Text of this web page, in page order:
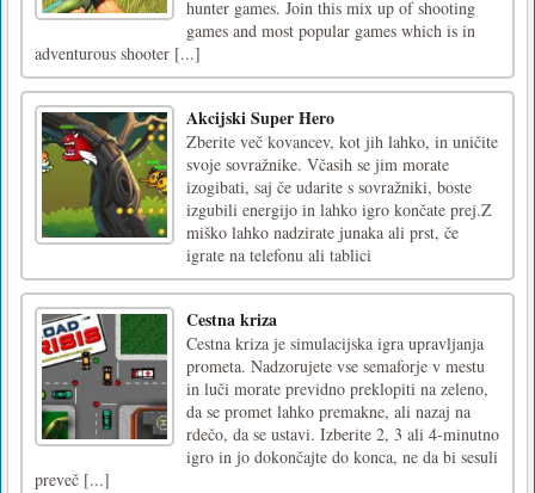
hunter games. Join this mix up of shooting
games and most popular games which is in
adventurous shooter [...]
Akcijski Super Hero
Zberite več kovancev, kot jih lahko, in uničite
svoje sovražnike. Včasih se jim morate
izogibati, saj če udarite s sovražniki, boste
izgubili energijo in lahko igro končate prej.Z
miško lahko nadzirate junaka ali prst, če
igrate na telefonu ali tablici
Cestna kriza
Cestna kriza je simulacijska igra upravljanja
prometa. Nadzorujete vse semaforje v mestu
in luči morate previdno preklopiti na zeleno,
da se promet lahko premakne, ali nazaj na
rdečo, da se ustavi. Izberite 2, 3 ali 4-minutno
igro in jo dokončajte do konca, ne da bi sesuli
preveč [...]